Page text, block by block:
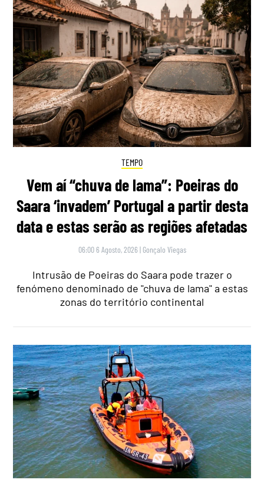
TEMPO
Vem aí “chuva de lama”: Poeiras do
Saara ‘invadem’ Portugal a partir desta
data e estas serão as regiões afetadas
06:00 6 Agosto, 2026 | Gonçalo Viegas
Intrusão de Poeiras do Saara pode trazer o
fenómeno denominado de "chuva de lama" a estas
zonas do território continental